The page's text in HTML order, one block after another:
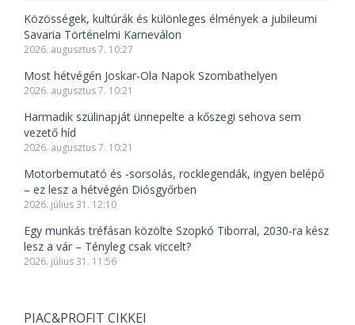
Közösségek, kultúrák és különleges élmények a jubileumi
Savaria Történelmi Karneválon
2026. augusztus 7. 10:27
Most hétvégén Joskar-Ola Napok Szombathelyen
2026. augusztus 7. 10:21
Harmadik szülinapját ünnepelte a kőszegi sehova sem
vezető híd
2026. augusztus 7. 10:21
Motorbemutató és -sorsolás, rocklegendák, ingyen belépő
– ez lesz a hétvégén Diósgyőrben
2026. július 31. 12:10
Egy munkás tréfásan közölte Szopkó Tiborral, 2030-ra kész
lesz a vár – Tényleg csak viccelt?
2026. július 31. 11:56
PIAC&PROFIT CIKKEI